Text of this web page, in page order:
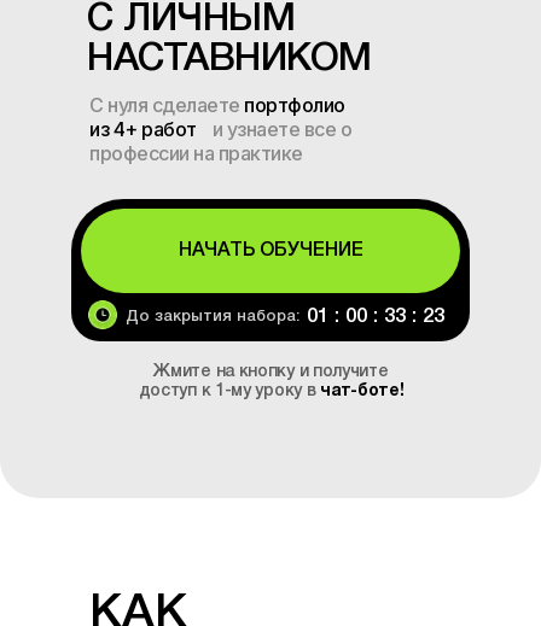
Жмите на кнопку и получите
доступ к 1-му уроку вчат-боте!
НАСТАВНИКОМ
С ЛИЧНЫМ
С нуля сделаете портфолио
из 4+ работ и узнаете все о
профессии на практике
01 : 00 : 33 : 22
НАЧАТЬ ОБУЧЕНИЕ
До закрытия набора:
КАК